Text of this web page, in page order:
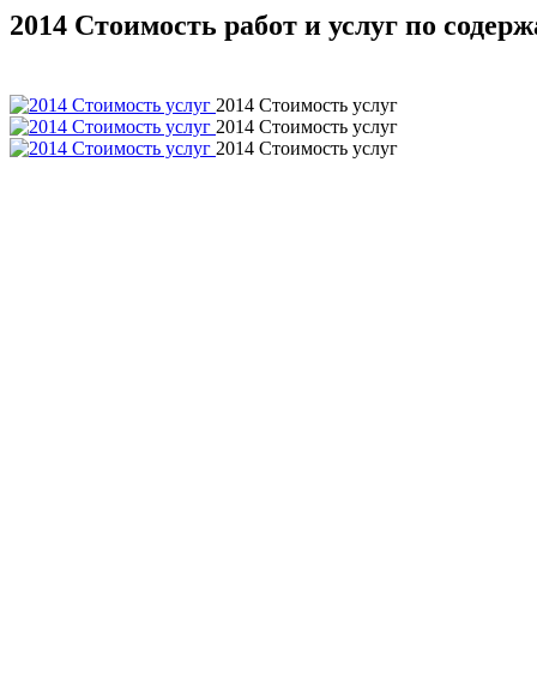
2014 Стоимость работ и услуг по
2014 Стоимость услуг
2014 Стоимость услуг
2014 Стоимость услуг